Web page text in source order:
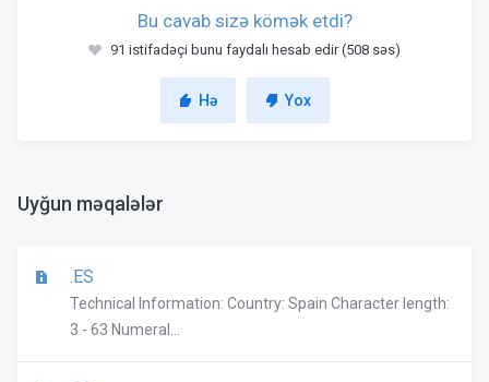
Bu cavab sizə kömək etdi?
91 istifadəçi bunu faydalı hesab edir (508 səs)
Hə Yox
Uyğun məqalələr
.ES
Technical Information: Country: Spain Character length:
3 - 63 Numeral...